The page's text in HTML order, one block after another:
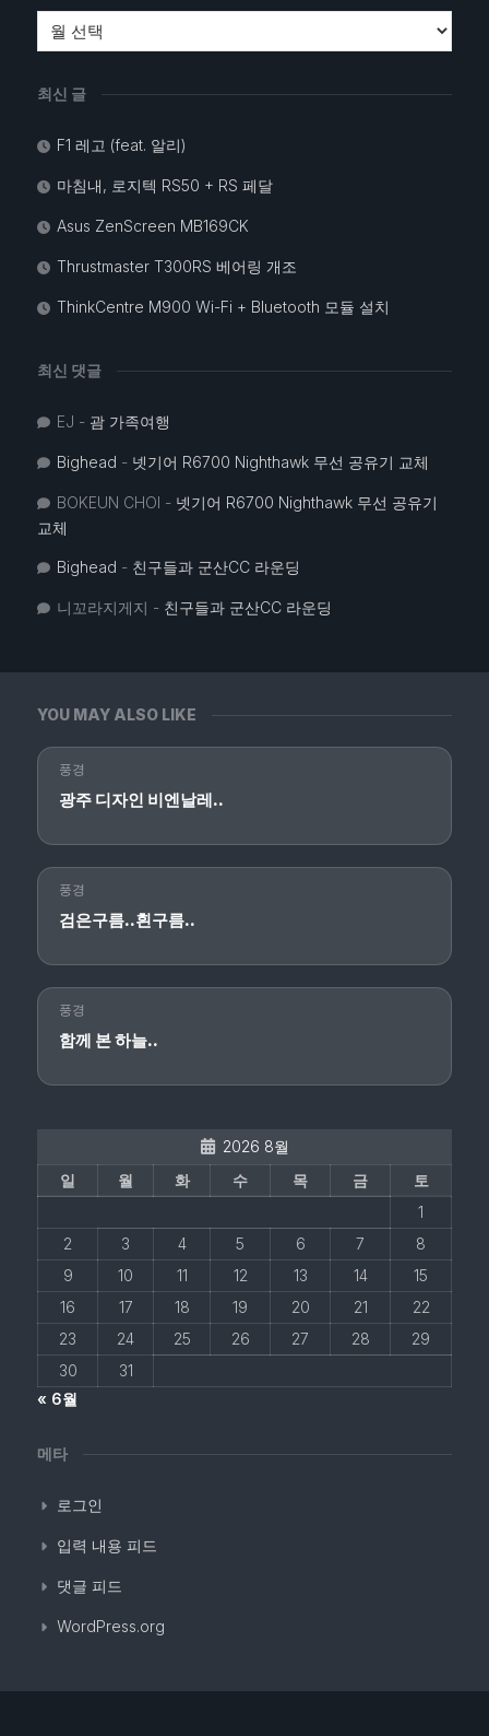
YOU MAY ALSO LIKE
풍경
광주 디자인 비엔날레..
풍경
검은구름..흰구름..
풍경
함께 본 하늘..
2026 8월
일
월 화 수 목 금
토
1
2
3 4 5 6 7
8
9
10 11 12 13 14
15
16
17 18 19 20 21
22
23
24 25 26 27 28
29
30
31
« 6월
메타
로그인
입력 내용 피드
댓글 피드
WordPress.org
최신 글
F1 레고 (feat. 알리)
마침내, 로지텍 RS50 + RS 페달
Asus ZenScreen MB169CK
Thrustmaster T300RS 베어링 개조
ThinkCentre M900 Wi-Fi + Bluetooth 모듈 설치
최신 댓글
EJ - 괌 가족여행
Bighead - 넷기어 R6700 Nighthawk 무선 공유기 교체
BOKEUN CHOI - 넷기어 R6700 Nighthawk 무선 공유기
교체
Bighead - 친구들과 군산CC 라운딩
니꼬라지게지 - 친구들과 군산CC 라운딩